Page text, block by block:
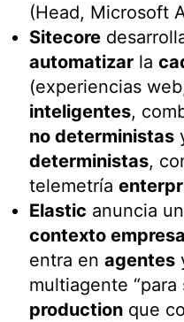
(Head, Microsoft
Sitecore
automatizar la
(experiencias
inteligentes,
no deterministas
deterministas,
telemetría
Elastic anuncia
contexto
entra enagentes
multiagente
production que